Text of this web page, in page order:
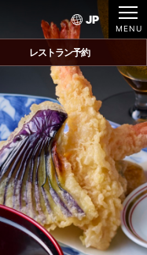
JP
レストラン予約